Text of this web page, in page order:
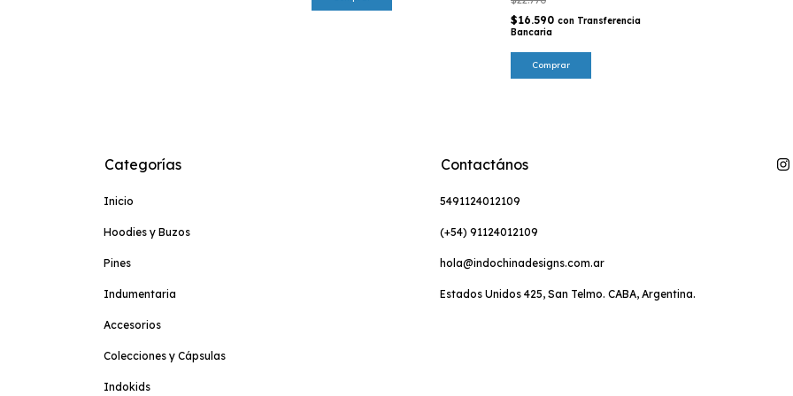
$16.590 con Transferencia
Bancaria
Comprar
Categorías
Inicio
Hoodies y Buzos
Pines
Indumentaria
Accesorios
Colecciones y Cápsulas
Indokids
Contactános
5491124012109
(+54) 91124012109
hola@indochinadesigns.com.ar
Estados Unidos 425, San Telmo. CABA, Argentina.